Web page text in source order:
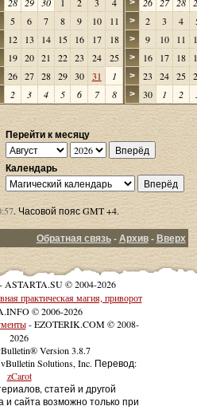
5 6 7 8 9 10 11
12 13 14 15 16 17 18
19 20 21 22 23 24 25
26 27 28 29 30 31 1
2 3 4 5 6 7 8
>
> 2 3 4
> 9 10 11
> 16 17 18
> 23 24 25
> 30 1 2
Перейти к месяцу
Календарь
. Часовой пояс GMT +4.
Обратная связь-Архив-Вверх
- ASTARTA.SU © 2004-2026
практическая магия, приворот
© 2006-2026
- EZOTERIK.COM © 2008-
2026
Version 3.8.7
Solutions, Inc. Перевод:
zCarot
статей и другой
сайта возможно только при